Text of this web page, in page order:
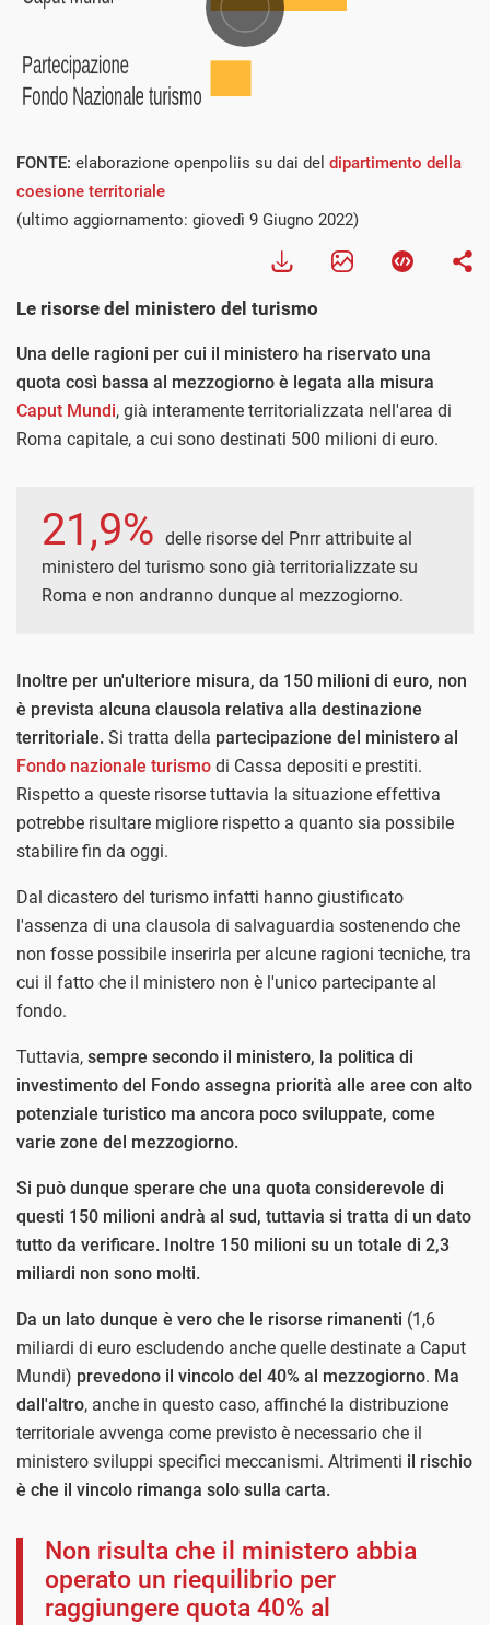
FONTE: elaborazione openpoliis su dai del dipartimento della
coesione territoriale
(ultimo aggiornamento: giovedì 9 Giugno 2022)
Le risorse del ministero del turismo
Una delle ragioni per cui il ministero ha riservato una
quota così bassa al mezzogiorno è legata alla misura
Caput Mundi, già interamente territorializzata nell'area di
Roma capitale, a cui sono destinati 500 milioni di euro.
21,9% delle risorse del Pnrr attribuite al
ministero del turismo sono già territorializzate su
Roma e non andranno dunque al mezzogiorno.
Inoltre per un'ulteriore misura, da 150 milioni di euro, non
è prevista alcuna clausola relativa alla destinazione
territoriale. Si tratta della partecipazione del ministero al
Fondo nazionale turismo di Cassa depositi e prestiti.
Rispetto a queste risorse tuttavia la situazione effettiva
potrebbe risultare migliore rispetto a quanto sia possibile
stabilire fin da oggi.
Dal dicastero del turismo infatti hanno giustificato
l'assenza di una clausola di salvaguardia sostenendo che
non fosse possibile inserirla per alcune ragioni tecniche, tra
cui il fatto che il ministero non è l'unico partecipante al
fondo.
Tuttavia, sempre secondo il ministero, la politica di
investimento del Fondo assegna priorità alle aree con alto
potenziale turistico ma ancora poco sviluppate, come
varie zone del mezzogiorno.
Si può dunque sperare che una quota considerevole di
questi 150 milioni andrà al sud, tuttavia si tratta di un dato
tutto da verificare. Inoltre 150 milioni su un totale di 2,3
miliardi non sono molti.
Da un lato dunque è vero che le risorse rimanenti (1,6
miliardi di euro escludendo anche quelle destinate a Caput
Mundi) prevedono il vincolo del 40% al mezzogiorno. Ma
dall'altro, anche in questo caso, affinché la distribuzione
territoriale avvenga come previsto è necessario che il
ministero sviluppi specifici meccanismi. Altrimenti il rischio
è che il vincolo rimanga solo sulla carta.
Non risulta che il ministero abbia
operato un riequilibrio per
raggiungere quota 40% al